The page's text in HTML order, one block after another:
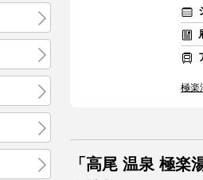
極楽
「高尾 温泉 極